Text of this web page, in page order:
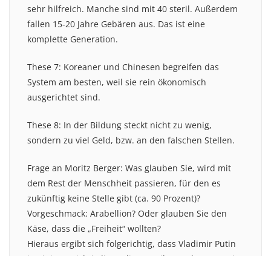
sehr hilfreich. Manche sind mit 40 steril. Außerdem
fallen 15-20 Jahre Gebären aus. Das ist eine
komplette Generation.
These 7: Koreaner und Chinesen begreifen das
System am besten, weil sie rein ökonomisch
ausgerichtet sind.
These 8: In der Bildung steckt nicht zu wenig,
sondern zu viel Geld, bzw. an den falschen Stellen.
Frage an Moritz Berger: Was glauben Sie, wird mit
dem Rest der Menschheit passieren, für den es
zukünftig keine Stelle gibt (ca. 90 Prozent)?
Vorgeschmack: Arabellion? Oder glauben Sie den
Käse, dass die „Freiheit“ wollten?
Hieraus ergibt sich folgerichtig, dass Vladimir Putin